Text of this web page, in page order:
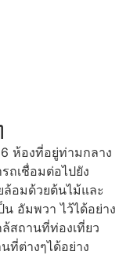
ห้องที่อยู่ท่ามกลาง
ถเชื่อมต่อไปยัง
อมด้วยต้นไม้และ
อัมพวา ไว้ได้อย่าง
สถานที่ท่องเที่ยว
ที่ต่างๆได้อย่าง